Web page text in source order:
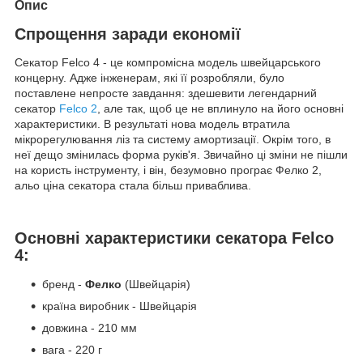
Опис
Спрощення заради економії
Секатор Felco 4 - це компромісна модель швейцарського
концерну. Адже інженерам, які її розробляли, було
поставлене непросте завдання: здешевити легендарний
секатор Felco 2, але так, щоб це не вплинуло на його основні
характеристики. В результаті нова модель втратила
мікрорегулювання ліз та систему амортизації. Окрім того, в
неї дещо змінилась форма руків'я. Звичайно ці зміни не пішли
на користь інструменту, і він, безумовно програє Фелко 2,
альо ціна секатора стала більш приваблива.
Основні характеристики секатора Felco
4:
бренд - Фелко (Швейцарія)
країна виробник - Швейцарія
довжина - 210 мм
вага - 220 г